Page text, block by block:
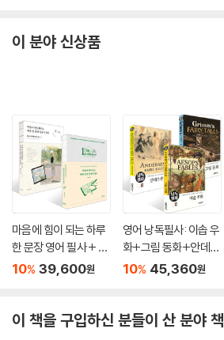
이 분야 신상품
마음에 힘이 되는 하루
한 문장 영어 필사 + 마
음이 단단해지는 하루
10% 39,600원
영어 낭독필사: 이솝 우
화+그림 동화+안데르
센 동화 세트
10% 45,360원
이 책을 구입하신 분들이 산 분야 책